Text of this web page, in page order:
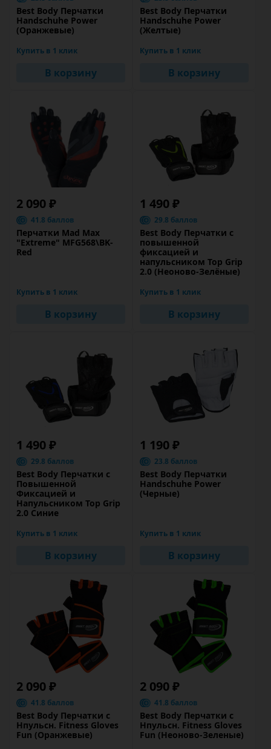
Best Body Перчатки
Handschuhe Power
(Оранжевые)
Купить в 1 клик
В корзину
Best Body Перчатки
Handschuhe Power
(Желтые)
Купить в 1 клик
В корзину
2 090 ₽
41.8 баллов
Перчатки Mad Max
"Extreme" MFG568\BK-
Red
Купить в 1 клик
В корзину
1 490 ₽
29.8 баллов
Best Body Перчатки с
повышенной
фиксацией и
напульсником Top Grip
2.0 (Неоново-Зелёныe)
Купить в 1 клик
В корзину
1 490 ₽
29.8 баллов
Best Body Перчатки с
Повышенной
Фиксацией и
Напульсником Top Grip
2.0 Синие
Купить в 1 клик
В корзину
1 190 ₽
23.8 баллов
Best Body Перчатки
Handschuhe Power
(Черные)
Купить в 1 клик
В корзину
2 090 ₽
41.8 баллов
Best Body Перчатки с
Нпульсн. Fitness Gloves
Fun (Оранжевые)
2 090 ₽
41.8 баллов
Best Body Перчатки с
Нпульсн. Fitness Gloves
Fun (Неоново-Зеленые)